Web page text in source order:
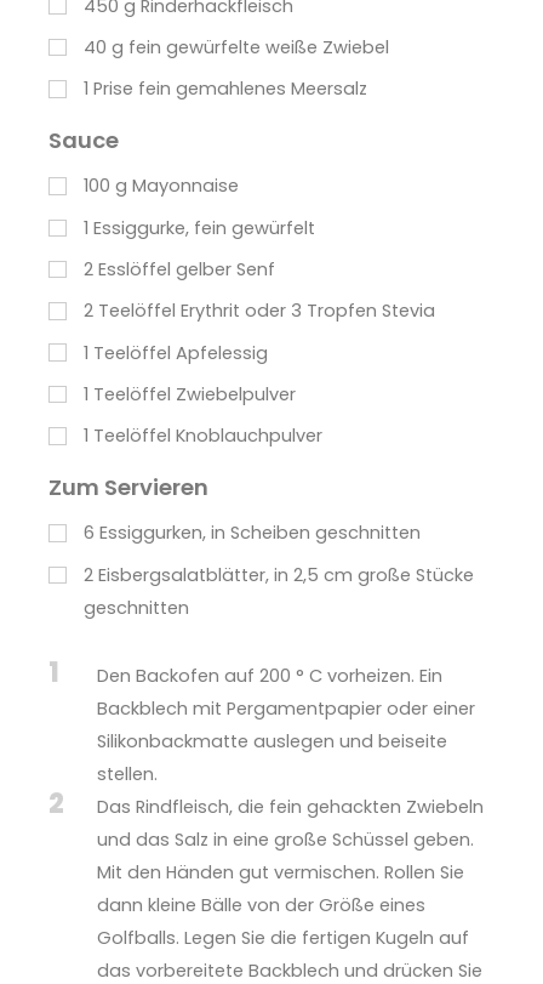
450 g Rinderhackfleisch
40 g fein gewürfelte weiße Zwiebel
1 Prise fein gemahlenes Meersalz
Sauce
100 g Mayonnaise
1 Essiggurke, fein gewürfelt
2 Esslöffel gelber Senf
2 Teelöffel Erythrit oder 3 Tropfen Stevia
1 Teelöffel Apfelessig
1 Teelöffel Zwiebelpulver
1 Teelöffel Knoblauchpulver
Zum Servieren
6 Essiggurken, in Scheiben geschnitten
2 Eisbergsalatblätter, in 2,5 cm große Stücke
geschnitten
1
Den Backofen auf 200 ° C vorheizen. Ein
Backblech mit Pergamentpapier oder einer
Silikonbackmatte auslegen und beiseite
stellen.
2
Das Rindfleisch, die fein gehackten Zwiebeln
und das Salz in eine große Schüssel geben.
Mit den Händen gut vermischen. Rollen Sie
dann kleine Bälle von der Größe eines
Golfballs. Legen Sie die fertigen Kugeln auf
das vorbereitete Backblech und drücken Sie